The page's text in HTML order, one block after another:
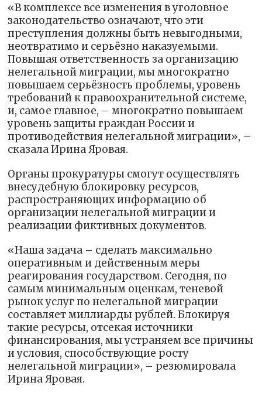
«В комплексе все изменения в уголовное
законодательство означают, что эти
преступления должны быть невыгодными,
неотвратимо и серьёзно наказуемыми.
Повышая ответственность за организацию
нелегальной миграции, мы многократно
повышаем серьёзность проблемы, уровень
требований к правоохранительной системе,
и, самое главное, – многократно повышаем
уровень защиты граждан России и
противодействия нелегальной миграции», –
сказала Ирина Яровая.
Органы прокуратуры смогут осуществлять
внесудебную блокировку ресурсов,
распространяющих информацию об
организации нелегальной миграции и
реализации фиктивных документов.
«Наша задача – сделать максимально
оперативным и действенным меры
реагирования государством. Сегодня, по
самым минимальным оценкам, теневой
рынок услуг по нелегальной миграции
составляет миллиарды рублей. Блокируя
такие ресурсы, отсекая источники
финансирования, мы устраняем все причины
и условия, способствующие росту
нелегальной миграции», – резюмировала
Ирина Яровая.